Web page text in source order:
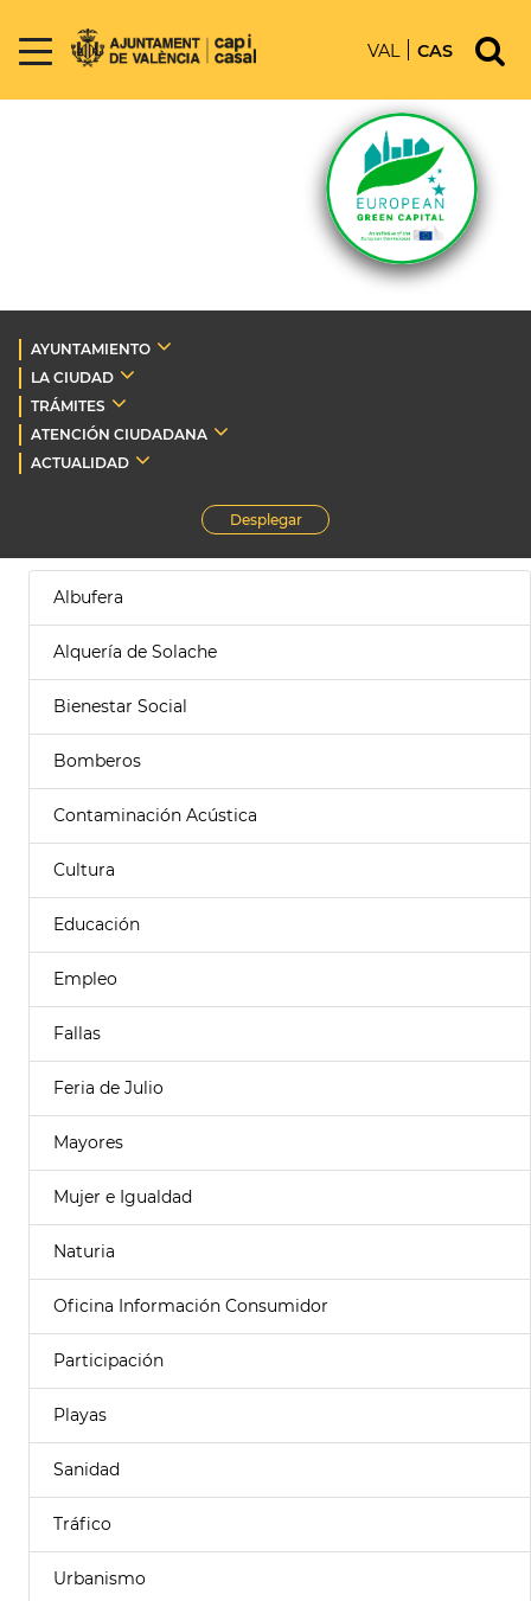
VAL CAS
AYUNTAMIENTO
LA CIUDAD
TRÁMITES
ATENCIÓN CIUDADANA
ACTUALIDAD
Desplegar
Albufera
Alquería de Solache
Bienestar Social
Bomberos
Contaminación Acústica
Cultura
Educación
Empleo
Fallas
Feria de Julio
Mayores
Mujer e Igualdad
Naturia
Oficina Información Consumidor
Participación
Playas
Sanidad
Tráfico
Urbanismo